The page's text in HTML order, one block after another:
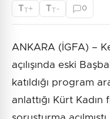
TT+ TT - 0
ANKARA (İGFA) –
açılışında eski
katıldığı program
anlattığı Kürt Kadın